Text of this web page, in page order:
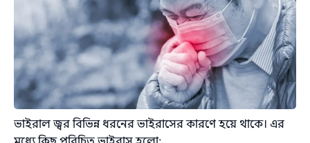
ভাইরাল জ্বর বিভিন্ন ধরনের ভাইরাসের কারণে হয়ে থাকে। এর